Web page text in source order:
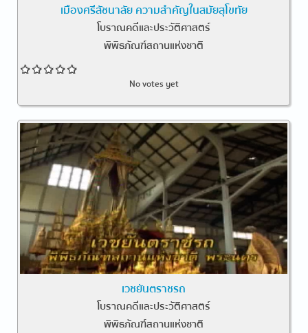
เมืองศรีสัชนาลัย ความสำคัญในสมัยสุโขทัย
โบราณคดีและประวัติศาสตร์
พิพิธภัณฑ์สถานแห่งชาติ
No votes yet
เวชยันตราชรถ
โบราณคดีและประวัติศาสตร์
พิพิธภัณฑ์สถานแห่งชาติ